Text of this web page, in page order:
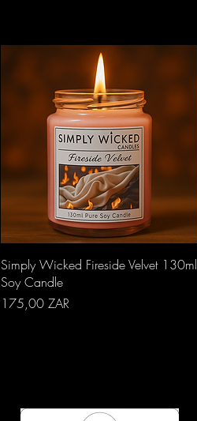
Aperçu rapide
Simply Wicked Fireside Velvet 130ml
Soy Candle
Prix
175,00 ZAR